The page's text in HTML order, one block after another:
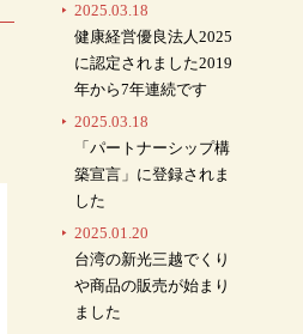
2025.03.18
健康経営優良法人2025
に認定されました2019
年から7年連続です
2025.03.18
「パートナーシップ構
築宣言」に登録されま
した
2025.01.20
台湾の新光三越でくり
や商品の販売が始まり
ました